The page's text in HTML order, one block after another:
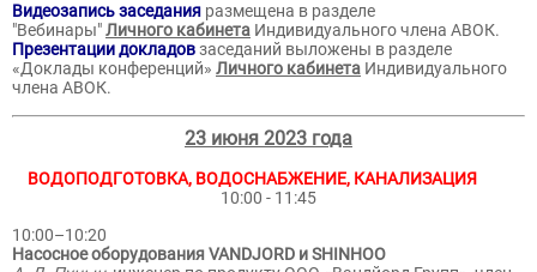
Видеозапись заседания размещена в разделе
"Вебинары"Личного кабинета Индивидуального члена АВОК.
Презентации докладовзаседаний выложены в разделе
«Доклады конференций» Личного кабинета Индивидуального
члена АВОК.
23 июня 2023 года
ВОДОПОДГОТОВКА, ВОДОСНАБЖЕНИЕ, КАНАЛИЗАЦИЯ
10:00 - 11:45
10:00–10:20
Насосное оборудования VANDJORD и SHINHOO